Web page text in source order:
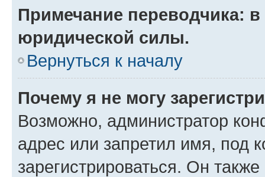
Примечание переводчика:
юридической силы.
Вернуться к началу
Почему я не могу
Возможно, администратор
адрес или запретил имя, под
зарегистрироваться. Он